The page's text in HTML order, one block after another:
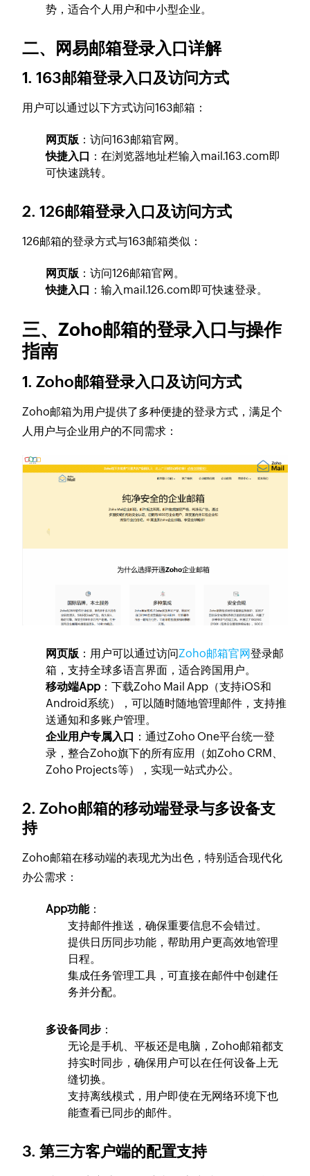
势，适合个人用户和中小型企业。
二、网易邮箱登录入口详解
1. 163邮箱登录入口及访问方式
用户可以通过以下方式访问163邮箱：
网页版 ：访问163邮箱官网。
快捷入口 ：在浏览器地址栏输入mail.163.com即
可快速跳转。
2. 126邮箱登录入口及访问方式
126邮箱的登录方式与163邮箱类似：
网页版 ：访问126邮箱官网。
快捷入口 ：输入mail.126.com即可快速登录。
三、Zoho邮箱的登录入口与操作
指南
1. Zoho邮箱登录入口及访问方式
Zoho邮箱为用户提供了多种便捷的登录方式，满足个
人用户与企业用户的不同需求：
网页版 ：用户可以通过访问Zoho邮箱官网登录邮
箱，支持全球多语言界面，适合跨国用户。
移动端App ：下载Zoho Mail App（支持iOS和
Android系统），可以随时随地管理邮件，支持推
送通知和多账户管理。
企业用户专属入口 ：通过Zoho One平台统一登
录，整合Zoho旗下的所有应用（如Zoho CRM、
Zoho Projects等），实现一站式办公。
2. Zoho邮箱的移动端登录与多设备支
持
Zoho邮箱在移动端的表现尤为出色，特别适合现代化
办公需求：
App功能：
支持邮件推送，确保重要信息不会错过。
提供日历同步功能，帮助用户更高效地管理
日程。
集成任务管理工具，可直接在邮件中创建任
务并分配。
多设备同步 ：
无论是手机、平板还是电脑，Zoho邮箱都支
持实时同步，确保用户可以在任何设备上无
缝切换。
支持离线模式，用户即使在无网络环境下也
能查看已同步的邮件。
3. 第三方客户端的配置支持